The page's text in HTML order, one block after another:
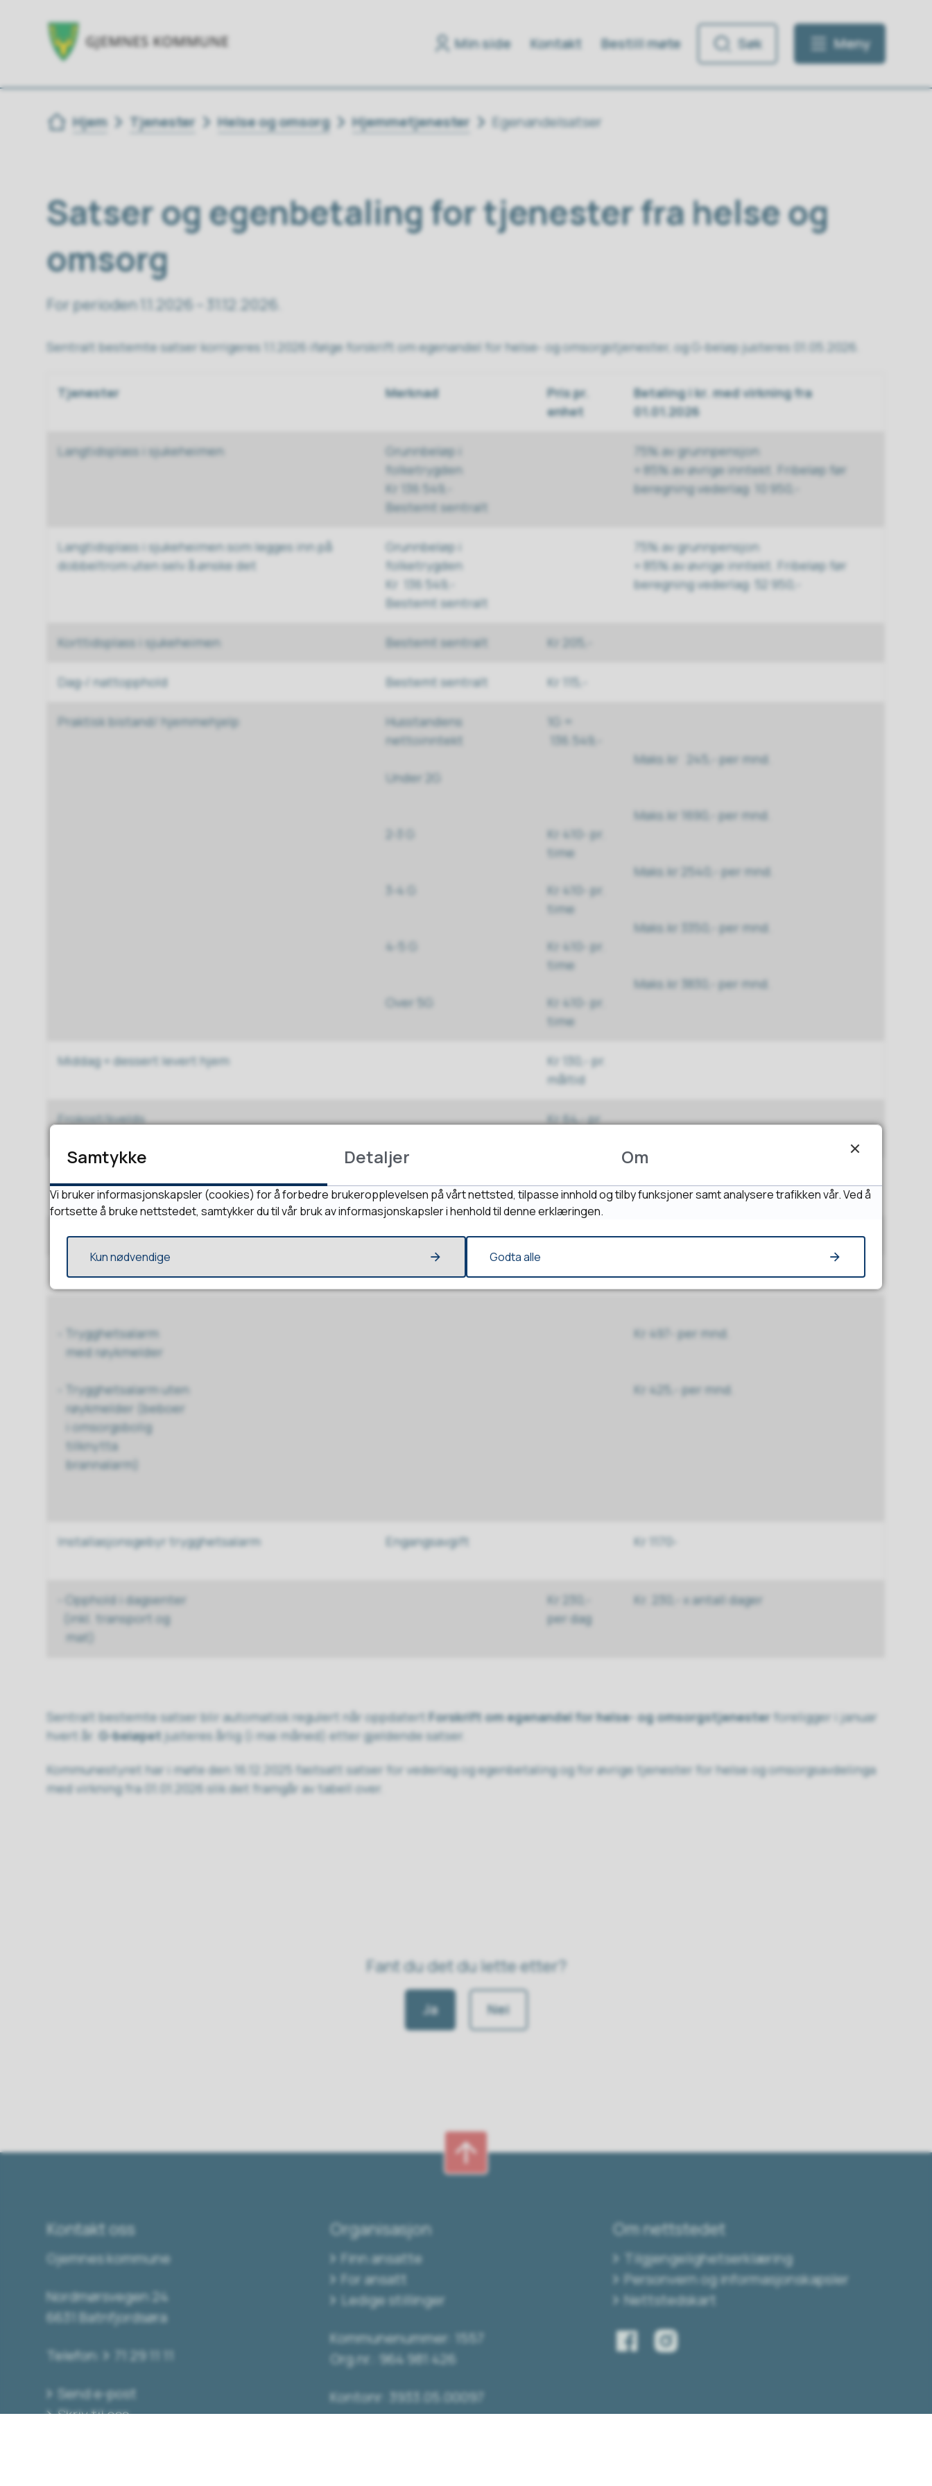
Min side Kontakt Bestill møte Søk Meny
Du er her:
Hjem Tjenester Helse og omsorg Hjemmetjenester Egenandelsatser
Satser og egenbetaling for tjenester fra helse og
omsorg
For perioden 1.1.2026 – 31.12.2026.
Sentralt bestemte satser korrigeres 1.1.2026 ifølge forskrift om egenandel for helse- og omsorgstjenester, og G-beløp justeres 01.05.2026.
Tjenester Merknad
Pris pr.
enhet
Betaling i kr. med virkning fra
01.01.2026
Langtidsplass i sjukeheimen
Grunnbeløp i
folketrygden
Kr 136 549,-
Bestemt sentralt
75% av grunnpensjon
+ 85% av øvrige inntekt. Fribeløp før
beregning vederlag: 10 950,-
Langtidsplass i sjukeheimen som legges inn på
dobbeltrom uten selv å ønske det
Grunnbeløp i
folketrygden
Kr 136 549,-
Bestemt sentralt
75% av grunnpensjon
+ 85% av øvrige inntekt. Fribeløp før
beregning vederlag: 52 950,-
Korttidsplass i sjukeheimen Bestemt sentralt Kr 205,-
Dag-/ nattopphold Bestemt sentralt Kr 115,-
Praktisk bistand/ hjemmehjelp
Husstandens
nettoinntekt
Under 2G
3-4 G
4-5 G
Over 5G
1G =
136.549,-
Kr 410- pr.
time
Kr 410- pr.
time
Kr 410- pr.
time
Kr 410- pr.
time
Maks.kr 245,- per mnd.
Maks.kr 1690,- per mnd.
Maks.kr 2540,- per mnd.
Maks.kr 3350,- per mnd.
Maks.kr 3830,- per mnd.
Middag + dessert levert hjem
Kr 130,- pr.
måltid
Frokost/kvelds
Kr 64,- pr
ved eldresenter
Kr 215,- per mnd.
- Trygghetsalarm
med røykmelder
- Trygghetsalarm uten
røykmelder (beboer
i omsorgsbolig
tilknytta
brannalarm)
Kr 497- per mnd.
Kr 425,- per mnd.
Installasjonsgebyr trygghetsalarm Engangsavgift Kr 1170-
- Opphold i dagsenter
(inkl. transport og
mat)
Kr 230,-
per dag
Kr. 230,- x antall dager
Sentralt bestemte satser blir automatisk regulert når oppdatertForskrift om egenandel for helse- og omsorgstjenester foreligger i januar
hvert år.G-beløpetjusteres årlig (i mai måned) etter gjeldende satser.
Kommunestyret har i møte den 16.12.2025 fastsatt satser for vederlag og egenbetaling og for øvrige tjenester for helse og omsorgsavdelinga
med virkning fra 01.01.2026 slik det framgår av tabell over.
Fant du det du lette etter?
Ja Nei
Kontakt oss
Gjemnes kommune
Nordmørsvegen 24
6631 Batnfjordsøra
Telefon: 71 29 11 11
Send e-post
Skriv til oss
Organisasjon
Finn ansatte
For ansatt
Ledige stillinger
Kommunenummer: 1557
Org.nr.: 964 981 426
Kontonr: 3933.05.00097
Om nettstedet
Tilgjengelighetserklæring
Personvern og informasjonskapsler
Nettstedskart
Samtykke Detaljer Om
Vi bruker informasjonskapsler (cookies) for å forbedre brukeropplevelsen på vårt nettsted, tilpasse innhold og tilby funksjoner samt analysere trafikken vår. Ved å
fortsette å bruke nettstedet, samtykker du til vår bruk av informasjonskapsler i henhold til denne erklæringen.
Kun nødvendige Godta alle